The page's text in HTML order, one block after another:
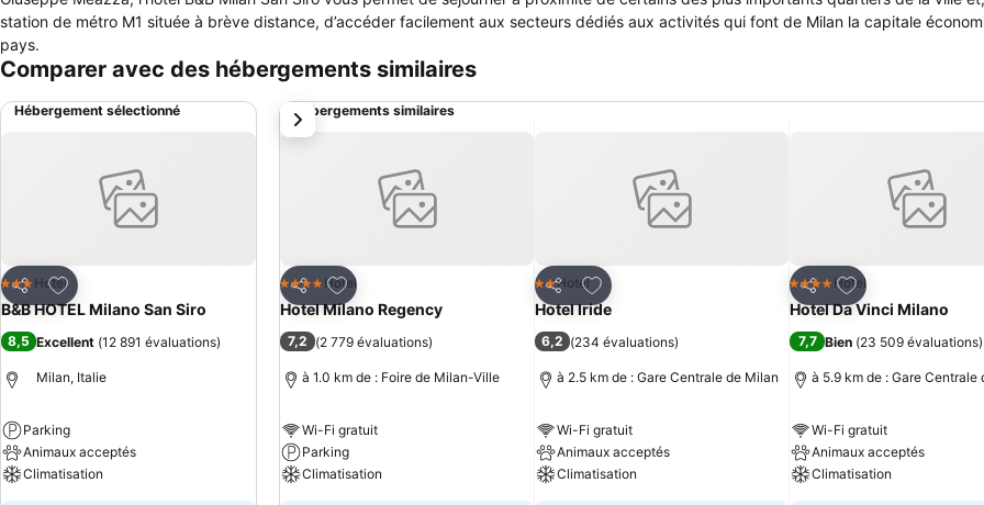
station de métro M1 située à brève distance, d’accéder facilement aux secteurs dédiés aux activités qui font de Milan la capitale
pays.
Comparer avec des hébergements similaires
Hébergement sélectionné
Partager
Ajouter à mes favoris
3 ÉtoilesHotel
B&B HOTEL Milano San Siro
8,5 Excellent (12 891 évaluations)
Milan, Italie
Parking
Animaux acceptés
Climatisation
Hébergements similaires
Partager
Ajouter à mes favoris
4 ÉtoilesHotel
Hotel Milano Regency
7,2 (2 779 évaluations)
à 1.0 km de : Foire de Milan-Ville
Wi-Fi gratuit
Parking
Climatisation
Partager
Ajouter à mes favoris
2 Étoiles
Hotel
Hotel Iride
6,2 (234 évaluations)
à 2.5 km de : Gare Centrale de Milan
Wi-Fi gratuit
Animaux acceptés
Climatisation
Partager
Ajouter à mes
4 ÉtoilesHotel
Hotel Da Vinci Milano
7,7 Bien (23 509 évaluations)
à 5.9 km de : Gare Centrale
Wi-Fi gratuit
Animaux acceptés
Climatisation
suivant